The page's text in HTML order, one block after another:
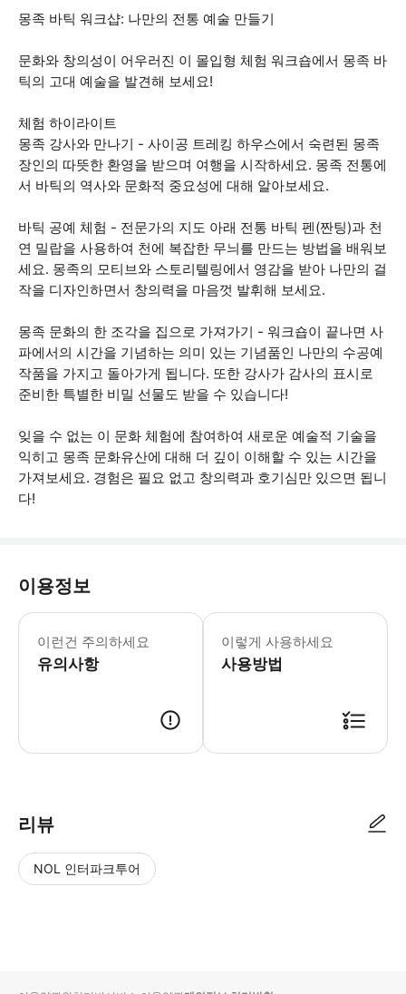
몽족 바틱 워크샵: 나만의 전통 예술 만들기
문화와 창의성이 어우러진 이 몰입형 체험 워크숍에서 몽족 바
틱의 고대 예술을 발견해 보세요!
체험 하이라이트
몽족 강사와 만나기 - 사이공 트레킹 하우스에서 숙련된 몽족
장인의 따뜻한 환영을 받으며 여행을 시작하세요. 몽족 전통에
서 바틱의 역사와 문화적 중요성에 대해 알아보세요.
바틱 공예 체험 - 전문가의 지도 아래 전통 바틱 펜(짠팅)과 천
연 밀랍을 사용하여 천에 복잡한 무늬를 만드는 방법을 배워보
세요. 몽족의 모티브와 스토리텔링에서 영감을 받아 나만의 걸
작을 디자인하면서 창의력을 마음껏 발휘해 보세요.
몽족 문화의 한 조각을 집으로 가져가기 - 워크숍이 끝나면 사
파에서의 시간을 기념하는 의미 있는 기념품인 나만의 수공예
작품을 가지고 돌아가게 됩니다. 또한 강사가 감사의 표시로
준비한 특별한 비밀 선물도 받을 수 있습니다!
잊을 수 없는 이 문화 체험에 참여하여 새로운 예술적 기술을
익히고 몽족 문화유산에 대해 더 깊이 이해할 수 있는 시간을
가져보세요. 경험은 필요 없고 창의력과 호기심만 있으면 됩니
다!
이용정보
이런건 주의하세요
유의사항
* 소요시간 : 150분 (옵션에 따라 소요
이렇게 사용하세요
사용방법
리뷰
NOL 인터파크투어